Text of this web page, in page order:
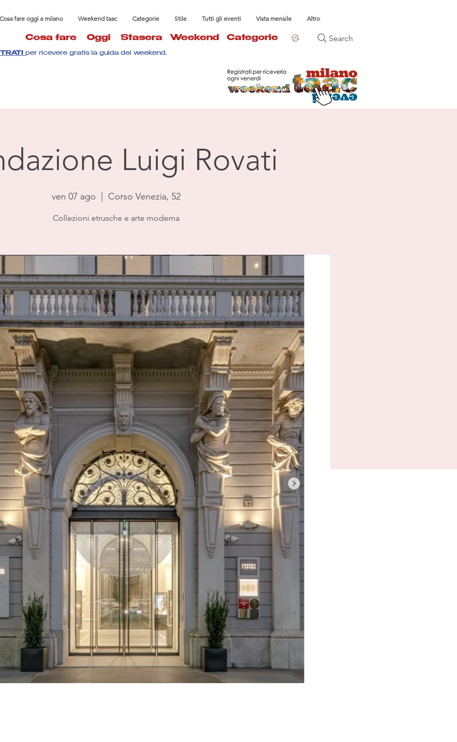
Cosa fare oggi a milano Weekend taac Categorie Stile Tutti gli eventi Vista mensile Altro
Cosa fare Oggi Stasera Weekend Categorie Search
per ricevere gratis la guida del weekend.
Luigi Rovati
ven 07 ago Corso Venezia, 52
Collezioni etrusche e arte moderna